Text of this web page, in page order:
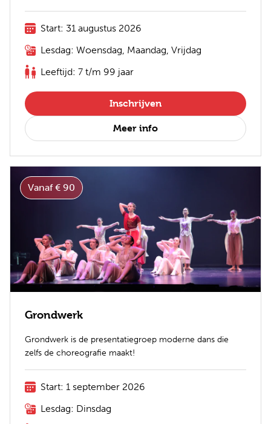
Start: 31 augustus 2026
Lesdag: Woensdag, Maandag, Vrijdag
Leeftijd: 7 t/m 99 jaar
Inschrijven
Meer info
Vanaf € 90
Grondwerk
Grondwerk is de presentatiegroep moderne dans die
zelfs de choreografie maakt!
Start: 1 september 2026
Lesdag: Dinsdag